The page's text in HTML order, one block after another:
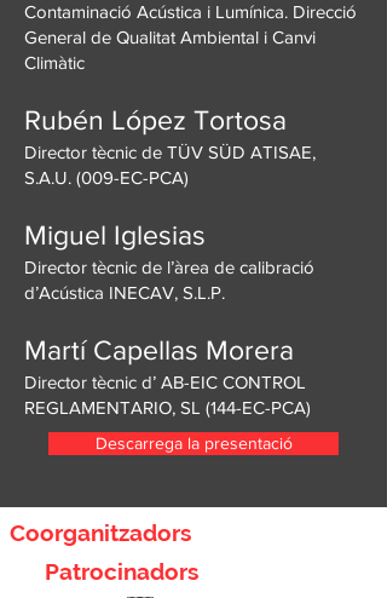
Contaminació Acústica i Lumínica. Direcció
General de Qualitat Ambiental i Canvi
Climàtic
Rubén López Tortosa
Director tècnic de TÜV SÜD ATISAE,
S.A.U. (009-EC-PCA)
Miguel Iglesias
Director tècnic de l’àrea de calibració
d’Acústica INECAV, S.L.P.
Martí Capellas Morera
Director tècnic d’ AB-EIC CONTROL
REGLAMENTARIO, SL (144-EC-PCA)
Descarrega la presentació
Coorganitzadors
Patrocinadors